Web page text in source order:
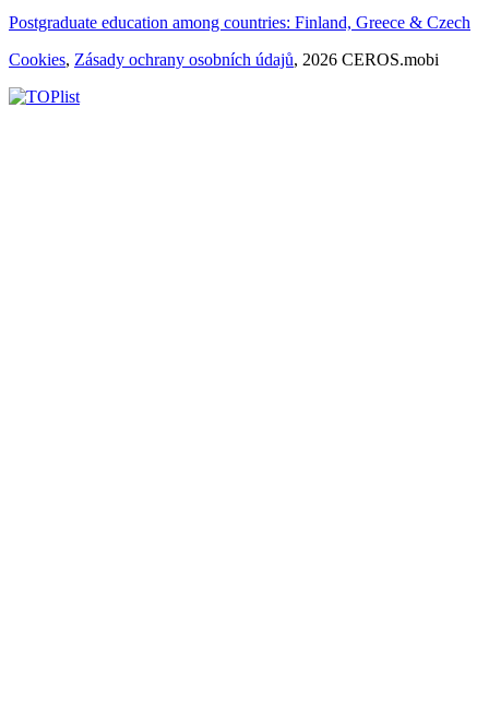
Postgraduate education among countries: Finland, Greece & Czech
Cookies, Zásady ochrany osobních údajů, 2026 CEROS.mobi